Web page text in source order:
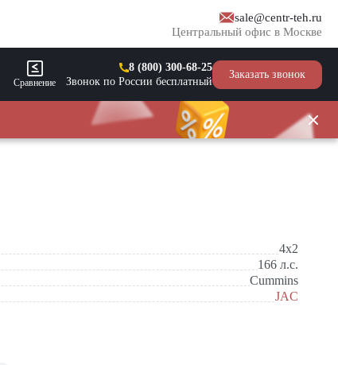
sale@centr-teh.ru
Центральный офис в Москве
Сравнение
8 (800) 300-68-25
Звонок по России бесплатный
Заказать звонок
4x2
166 л.с.
Cummins
JAC